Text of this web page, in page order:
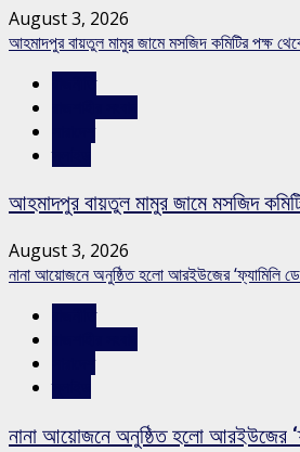
August 3, 2026
আহমাদপুর বায়তুল মামুর জামে মসজিদ কমিটির পক্ষ
আহমাদপুর বায়তুল মামুর জামে মসজিদ
August 3, 2026
নানা আয়োজনে অনুষ্ঠিত হলো আরইউজের ‘ফ্যামিলি
নানা আয়োজনে অনুষ্ঠিত হলো আরইউজের